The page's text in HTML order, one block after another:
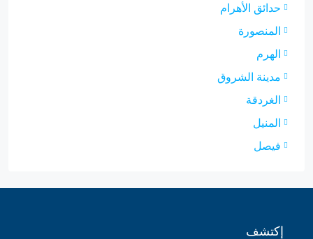
حدائق الأهرام
المنصورة
الهرم
مدينة الشروق
الغردقة
المنيل
فيصل
إكتشف